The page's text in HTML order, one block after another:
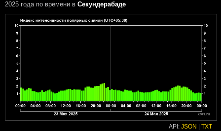
2025 года по времени в Секундерабаде
API: JSON TXT